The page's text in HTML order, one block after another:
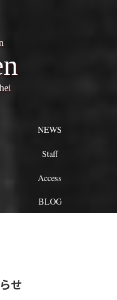
NEWS
Staff
Access
BLOG
せ